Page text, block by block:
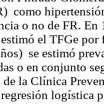
como
o no de FR.
estimó el TFGe
se estimó
o en conjunto
la Clínica
logística